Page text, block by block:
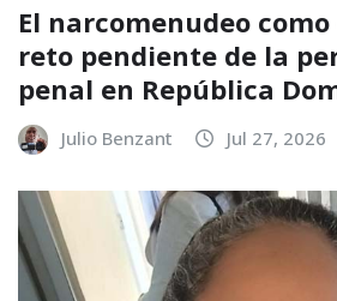
El narcomenudeo
reto pendiente de la
penal en República
Julio Benzant Jul 27, 2026